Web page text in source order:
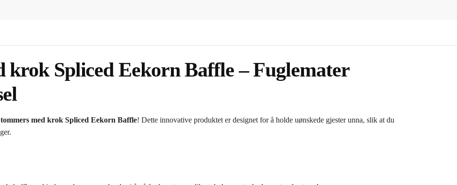
krok Spliced Eekorn Baffle – Fuglemater
tommers med krok Spliced Eekorn Baffle! Dette innovative produktet er designet for å holde uønskede gjester unna, slik at du